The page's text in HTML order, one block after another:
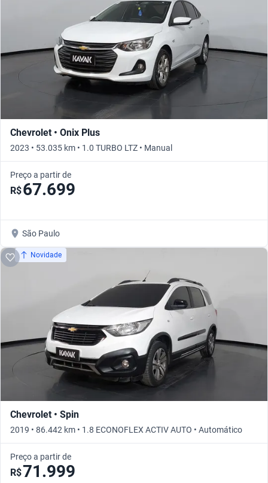
Chevrolet • Onix Plus
2023 • 53.035 km • 1.0 TURBO LTZ • Manual
Preço a partir de
R$67.699
São Paulo
Novidade
Chevrolet • Spin
2019 • 86.442 km • 1.8 ECONOFLEX ACTIV AUTO • Automático
Preço a partir de
R$71.999